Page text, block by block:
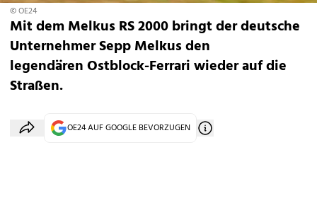
© OE24
Mit dem Melkus RS 2000 bringt der deutsche
Unternehmer Sepp Melkus den
legendären Ostblock-Ferrari wieder auf die
Straßen.
OE24 AUF GOOGLE BEVORZUGEN